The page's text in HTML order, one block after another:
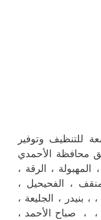
للتنظيف وتوفير
محافظة الأحمدي
، الرقة ،
، الفحيحيل ،
، بنيدر ، الجليعة ،
، ، صباح الأحمد ،